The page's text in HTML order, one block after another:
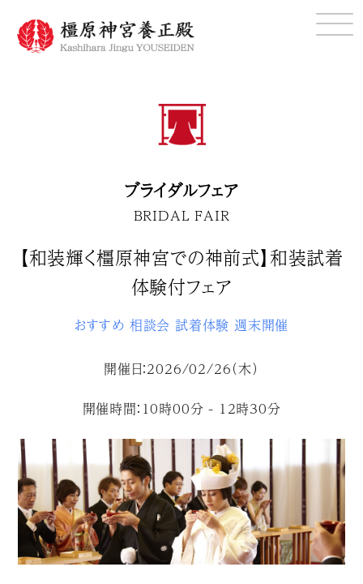
ブライダルフェア
BRIDAL FAIR
【和装輝く橿原神宮での神前式】和装試着
体験付フェア
おすすめ 相談会 試着体験 週末開催
開催日：2026/02/26（木）
開催時間：10時00分 - 12時30分